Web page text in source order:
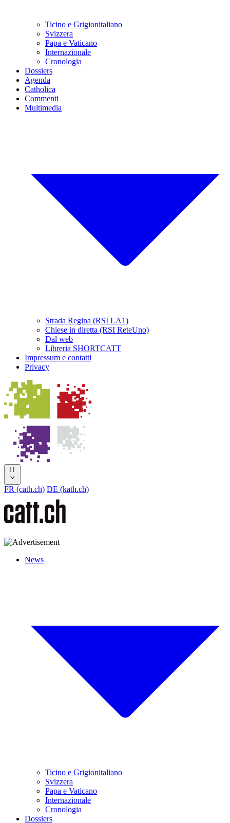
Ticino e Grigionitaliano
Svizzera
Papa e Vaticano
Internazionale
Cronologia
Dossiers
Agenda
Catholica
Commenti
Multimedia
Strada Regina (RSI LA1)
Chiese in diretta (RSI ReteUno)
Dal web
Libreria SHORTCATT
Impressum e contatti
Privacy
IT
FR (cath.ch) DE (kath.ch)
News
Ticino e Grigionitaliano
Svizzera
Papa e Vaticano
Internazionale
Cronologia
Dossiers